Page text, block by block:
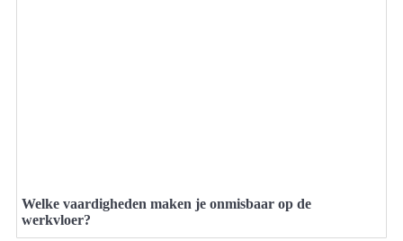
Welke vaardigheden maken je onmisbaar op de
werkvloer?